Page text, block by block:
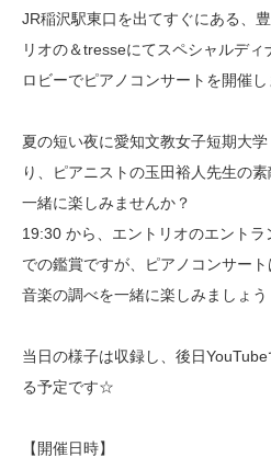
JR稲沢駅東口を出てすぐにある、
リオの＆tresseにてスペシャルデ
ロビーでピアノコンサートを開催し
夏の短い夜に愛知文教女子短期大
り、ピアニストの玉田裕人先生の
一緒に楽しみませんか？
19:30 から、エントリオのエント
での鑑賞ですが、ピアノコンサート
音楽の調べを一緒に楽しみましょう
当日の様子は収録し、後日
る予定です☆
【開催日時】